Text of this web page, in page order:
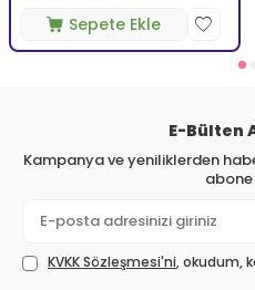
Sepete Ekle
E-Bülten
Kampanya ve yeniliklerden
KVKK Sözleşmesi'ni, okudum,